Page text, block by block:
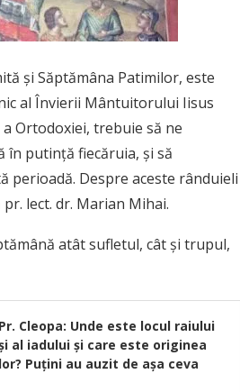
şi Săptămâna Patimilor, este
al Învierii Mântuitorului Iisus
Ortodoxiei, trebuie să ne
putinţă fiecăruia, şi să
perioadă. Despre aceste rânduieli
lect. dr. Marian Mihai.
atât sufletul, cât şi trupul,
Pr. Cleopa: Unde este locul raiului
al iadului și care este originea
lor? Puțini au auzit de așa ceva